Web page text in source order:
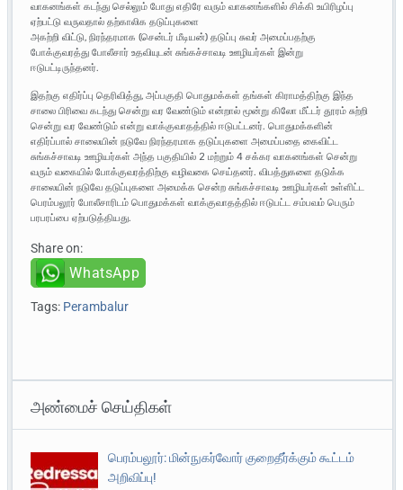
வாகனங்கள் கடந்து செல்லும் போது எதிரே வரும் வாகனங்களில் சிக்கி உயிரிழப்பு
ஏற்பட்டு வருவதால் தற்காலிக தடுப்புகளை
அகற்றி விட்டு, நிரந்தரமாக (சென்டர் மீடியன்) தடுப்பு சுவர் அமைப்பதற்கு
போக்குவரத்து போலீசார் உதவியுடன் சுங்கச்சாவடி ஊழியர்கள் இன்று
ஈடுபட்டிருந்தனர்.
இதற்கு எதிர்ப்பு தெரிவித்து, அப்பகுதி பொதுமக்கள் தங்கள் கிராமத்திற்கு இந்த
சாலை பிரிவை கடந்து சென்று வர வேண்டும் என்றால் மூன்று கிலோ மீட்டர் தூரம் சுற்றி
சென்று வர வேண்டும் என்று வாக்குவாதத்தில் ஈடுபட்டனர். பொதுமக்களின்
எதிர்ப்பால் சாலையின் நடுவே நிரந்தரமாக தடுப்புகளை அமைப்பதை கைவிட்ட
சுங்கச்சாவடி ஊழியர்கள் அந்த பகுதியில் 2 மற்றும் 4 சக்கர வாகனங்கள் சென்று
வரும் வகையில் போக்குவரத்திற்கு வழிவகை செய்தனர். விபத்துகளை தடுக்க
சாலையின் நடுவே தடுப்புகளை அமைக்க சென்ற சுங்கச்சாவடி ஊழியர்கள் உள்ளிட்ட
பெரம்பலூர் போலீசாரிடம் பொதுமக்கள் வாக்குவாதத்தில் ஈடுபட்ட சம்பவம் பெரும்
பரபரப்பை ஏற்படுத்தியது.
Share on:
WhatsApp
Tags: Perambalur
அண்மைச் செய்திகள்
பெரம்பலூர்: மின்நுகர்வோர் குறைதீர்க்கும் கூட்டம்
அறிவிப்பு!